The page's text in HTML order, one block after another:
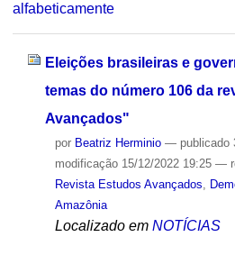
alfabeticamente
Eleições brasileiras e
temas do número 106 da
Avançados"
por Beatriz Herminio — publicado
modificação15/12/2022 19:25 —
Revista Estudos Avançados
Amazônia
Localizado em NOTÍCIAS